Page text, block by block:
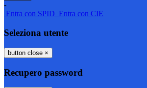
-
Entra con SPID Entra con CIE
Seleziona utente
button close ×
Recupero password